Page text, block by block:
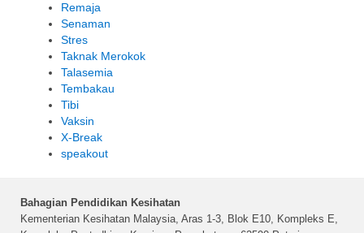
Remaja
Senaman
Stres
Taknak Merokok
Talasemia
Tembakau
Tibi
Vaksin
X-Break
speakout
Bahagian Pendidikan Kesihatan
Kementerian Kesihatan Malaysia, Aras 1-3, Blok E10, Kompleks E,